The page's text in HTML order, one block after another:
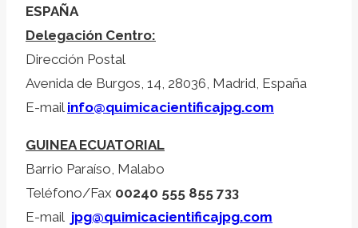
ESPAÑA
Delegación Centro:
Dirección Postal
Avenida de Burgos, 14, 28036, Madrid, España
E-mail info@quimicacientificajpg.com
GUINEA ECUATORIAL
Barrio Paraíso, Malabo
Teléfono/Fax 00240 555 855 733
E-mail jpg@quimicacientificajpg.com